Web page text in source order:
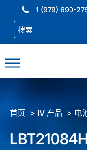
1 (979) 690-
首页 IV 产品 电